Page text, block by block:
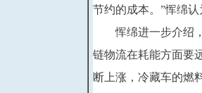
节约的成本。”恽绵
恽绵进一步介绍，
链物流在耗能方面要
断上涨，冷藏车的燃